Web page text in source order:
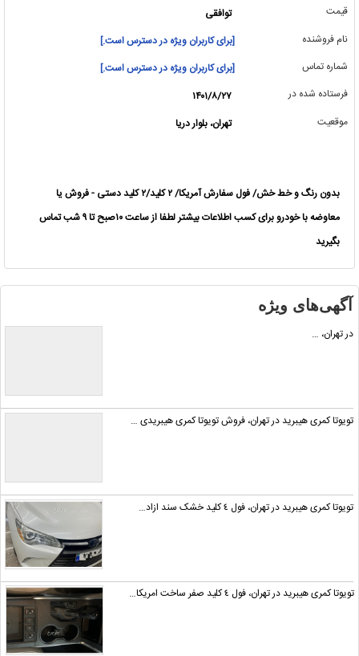
قیمت
توافقی
نام فروشنده
[برای کاربران ویژه در دسترس است.]
شماره تماس
[برای کاربران ویژه در دسترس است.]
فرستاده شده در
۱۴۰۱/۸/۲۷
موقعیت
تهران، بلوار دریا
بدون رنگ و خط خش/ فول سفارش آمریکا/ ۲ کلید/۲ کلید دستی - فروش یا
معاوضه با خودرو برای کسب اطلاعات بیشتر لطفا از ساعت ۱۰صبح تا ۹ شب تماس
بگیرید
آگهی‌های ویژه
در تهران، …
تویوتا کمری هیبرید در تهران، فروش تویوتا کمری هیبریدی …
تویوتا کمری هیبرید در تهران، فول ٤ کلید خشک سند ازاد…
تویوتا کمری هیبرید در تهران، فول ٤ کلید صفر ساخت امریکا…